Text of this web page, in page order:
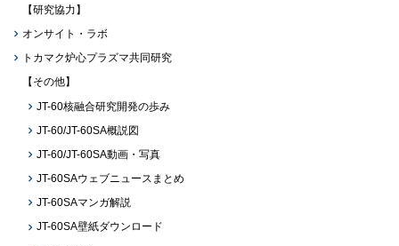
【研究協力】
オンサイト・ラボ
トカマク炉心プラズマ共同研究
【その他】
JT-60核融合研究開発の歩み
JT-60/JT-60SA概説図
JT-60/JT-60SA動画・写真
JT-60SAウェブニュースまとめ
JT-60SAマンガ解説
JT-60SA壁紙ダウンロード